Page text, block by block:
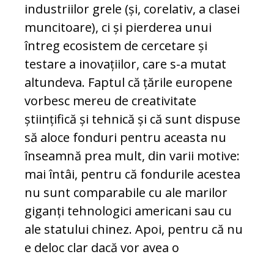
industriilor grele (și, corelativ, a clasei
muncitoare), ci și pierderea unui
întreg ecosistem de cercetare și
testare a inovațiilor, care s-a mutat
altundeva. Faptul că țările europene
vorbesc mereu de creativitate
științifică și tehnică și că sunt dispuse
să aloce fonduri pentru aceasta nu
înseamnă prea mult, din varii motive:
mai întâi, pentru că fondurile acestea
nu sunt comparabile cu ale marilor
giganți tehnologici americani sau cu
ale statului chinez. Apoi, pentru că nu
e deloc clar dacă vor avea o